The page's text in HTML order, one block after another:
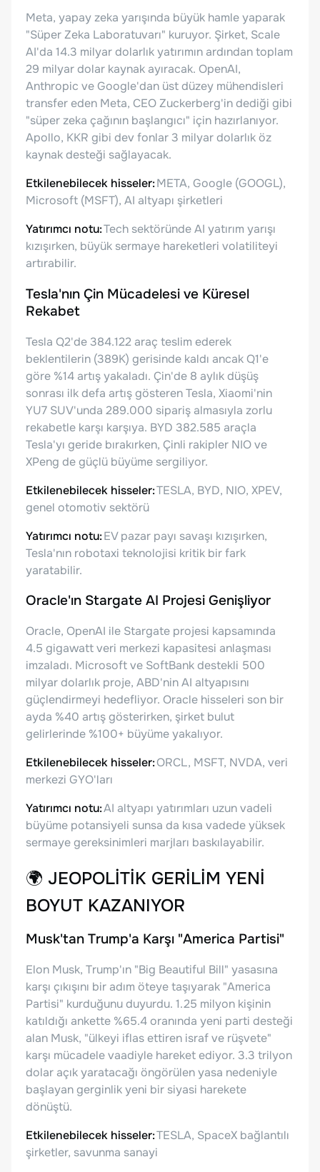
Meta, yapay zeka yarışında büyük hamle yaparak
"Süper Zeka Laboratuvarı" kuruyor. Şirket, Scale
AI'da 14.3 milyar dolarlık yatırımın ardından toplam
29 milyar dolar kaynak ayıracak. OpenAI,
Anthropic ve Google'dan üst düzey mühendisleri
transfer eden Meta, CEO Zuckerberg'in dediği gibi
"süper zeka çağının başlangıcı" için hazırlanıyor.
Apollo, KKR gibi dev fonlar 3 milyar dolarlık öz
kaynak desteği sağlayacak.
Etkilenebilecek hisseler:META, Google (GOOGL),
Microsoft (MSFT), AI altyapı şirketleri
Yatırımcı notu:Tech sektöründe AI yatırım yarışı
kızışırken, büyük sermaye hareketleri volatiliteyi
artırabilir.
Tesla'nın Çin Mücadelesi ve Küresel
Rekabet
Tesla Q2'de 384.122 araç teslim ederek
beklentilerin (389K) gerisinde kaldı ancak Q1'e
göre %14 artış yakaladı. Çin'de 8 aylık düşüş
sonrası ilk defa artış gösteren Tesla, Xiaomi'nin
YU7 SUV'unda 289.000 sipariş almasıyla zorlu
rekabetle karşı karşıya. BYD 382.585 araçla
Tesla'yı geride bırakırken, Çinli rakipler NIO ve
XPeng de güçlü büyüme sergiliyor.
Etkilenebilecek hisseler:TESLA, BYD, NIO, XPEV,
genel otomotiv sektörü
Yatırımcı notu:EV pazar payı savaşı kızışırken,
Tesla'nın robotaxi teknolojisi kritik bir fark
yaratabilir.
Oracle'ın Stargate AI Projesi Genişliyor
Oracle, OpenAI ile Stargate projesi kapsamında
4.5 gigawatt veri merkezi kapasitesi anlaşması
imzaladı. Microsoft ve SoftBank destekli 500
milyar dolarlık proje, ABD'nin AI altyapısını
güçlendirmeyi hedefliyor. Oracle hisseleri son bir
ayda %40 artış gösterirken, şirket bulut
gelirlerinde %100+ büyüme yakalıyor.
Etkilenebilecek hisseler:ORCL, MSFT, NVDA, veri
merkezi GYO'ları
Yatırımcı notu:AI altyapı yatırımları uzun vadeli
büyüme potansiyeli sunsa da kısa vadede yüksek
sermaye gereksinimleri marjları baskılayabilir.
🌍 JEOPOLİTİK GERİLİM YENİ
BOYUT KAZANIYOR
Musk'tan Trump'a Karşı "America Partisi"
Elon Musk, Trump'ın "Big Beautiful Bill" yasasına
karşı çıkışını bir adım öteye taşıyarak "America
Partisi" kurduğunu duyurdu. 1.25 milyon kişinin
katıldığı ankette %65.4 oranında yeni parti desteği
alan Musk, "ülkeyi iflas ettiren israf ve rüşvete"
karşı mücadele vaadiyle hareket ediyor. 3.3 trilyon
dolar açık yaratacağı öngörülen yasa nedeniyle
başlayan gerginlik yeni bir siyasi harekete
dönüştü.
Etkilenebilecek hisseler:TESLA, SpaceX bağlantılı
şirketler, savunma sanayi